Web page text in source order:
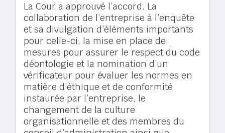
La Cour a approuvé l’accord. La
collaboration de l’entreprise à l’enquête
et sa divulgation d’éléments importants
pour celle-ci, la mise en place de
mesures pour assurer le respect du code
déontologie et la nomination d’un
vérificateur pour évaluer les normes en
matière d’éthique et de conformité
instaurée par l’entreprise, le
changement de la culture
organisationnelle et des membres du